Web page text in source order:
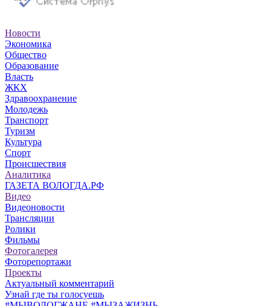
Новости
Экономика
Общество
Образование
Власть
ЖКХ
Здравоохранение
Молодежь
Транспорт
Туризм
Культура
Спорт
Происшествия
Аналитика
ГАЗЕТА ВОЛОГДА.РФ
Видео
Видеоновости
Трансляции
Ролики
Фильмы
Фотогалерея
Фоторепортажи
Проекты
Актуальный комментарий
Узнай где ты голосуешь